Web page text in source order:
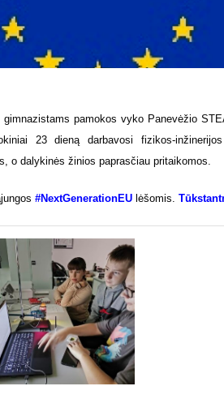
pamokos vyko Panevėžio
23 dieną darbavosi fizikos-
o dalykinės žinios paprasčiau pritaikomos.
#NextGenerationEU lėšomis.